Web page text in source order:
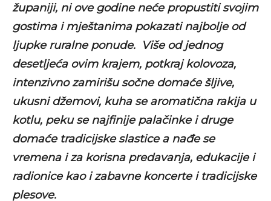
županiji, ni ove godine neće propustiti svojim
gostima i mještanima pokazati najbolje od
ljupke ruralne ponude. Više od jednog
desetljeća ovim krajem, potkraj kolovoza,
intenzivno zamirišu sočne domaće šljive,
ukusni džemovi, kuha se aromatična rakija u
kotlu, peku se najfinije palačinke i druge
domaće tradicijske slastice a nađe se
vremena i za korisna predavanja, edukacije i
radionice kao i zabavne koncerte i tradicijske
plesove.